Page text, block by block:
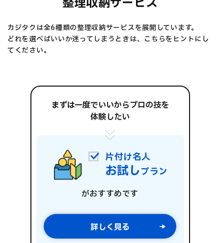
カジタクは全6種類の整理収納サービスを展開しています。
どれを選べばいいか迷ってしまうときは、こちらをヒントにし
てください。
まずは一度でいいからプロの技を
体験したい
片付け名人
お試しプラン
がおすすめです
詳しく見る